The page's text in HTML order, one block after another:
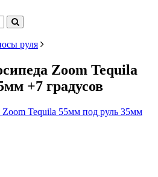
руля
Zoom Tequila
+7 градусов